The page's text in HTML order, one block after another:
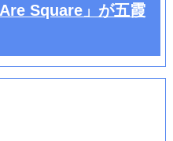
Square」が五霞